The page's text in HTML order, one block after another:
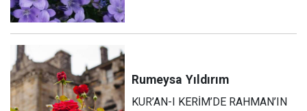
Rumeysa Yıldırım
KUR’AN-I KERİM’DE RAHMAN’IN